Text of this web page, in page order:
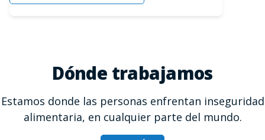
Dónde trabajamos
Estamos donde las personas enfrentan inseguridad
alimentaria, en cualquier parte del mundo.